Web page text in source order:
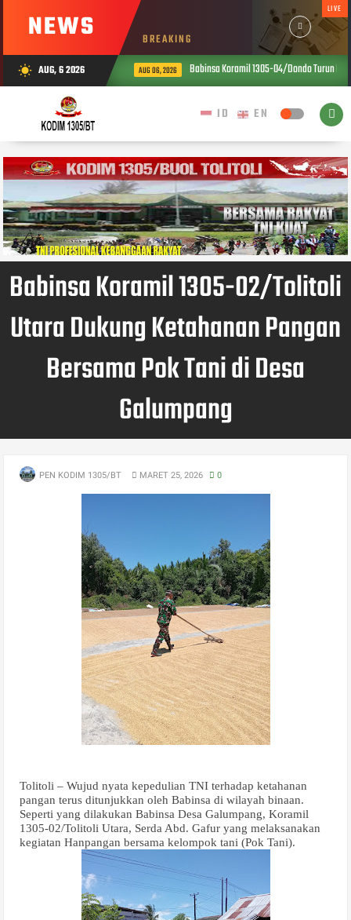
NEWS BREAKING
LIVE
wb_sunny AUG, 6 2026 AUG 06, 2026 Babinsa Koramil 1305-04/Dondo Turun
Babinsa Koramil 1305-02/Tolitoli
Utara Dukung Ketahanan Pangan
Bersama Pok Tani di Desa
Galumpang
PEN KODIM 1305/BT MARET 25, 2026 0
Tolitoli – Wujud nyata kepedulian TNI terhadap ketahanan
pangan terus ditunjukkan oleh Babinsa di wilayah binaan.
Seperti yang dilakukan Babinsa Desa Galumpang, Koramil
1305-02/Tolitoli Utara, Serda Abd. Gafur yang melaksanakan
kegiatan Hanpangan bersama kelompok tani (Pok Tani).